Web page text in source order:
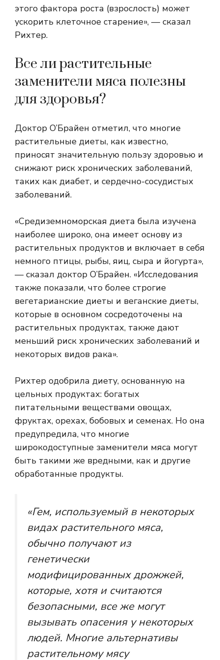
этого фактора роста (взрослость) может
ускорить клеточное старение», — сказал
Рихтер.
Все ли растительные
заменители мяса полезны
для здоровья?
Доктор О’Брайен отметил, что многие
растительные диеты, как известно,
приносят значительную пользу здоровью и
снижают риск хронических заболеваний,
таких как диабет, и сердечно-сосудистых
заболеваний.
«Средиземноморская диета была изучена
наиболее широко, она имеет основу из
растительных продуктов и включает в себя
немного птицы, рыбы, яиц, сыра и йогурта»,
— сказал доктор О’Брайен. «Исследования
также показали, что более строгие
вегетарианские диеты и веганские диеты,
которые в основном сосредоточены на
растительных продуктах, также дают
меньший риск хронических заболеваний и
некоторых видов рака».
Рихтер одобрила диету, основанную на
цельных продуктах: богатых
питательными веществами овощах,
фруктах, орехах, бобовых и семенах. Но она
предупредила, что многие
широкодоступные заменители мяса могут
быть такими же вредными, как и другие
обработанные продукты.
«Гем, используемый в некоторых
видах растительного мяса,
обычно получают из
генетически
модифицированных дрожжей,
которые, хотя и считаются
безопасными, все же могут
вызывать опасения у некоторых
людей. Многие альтернативы
растительному мясу